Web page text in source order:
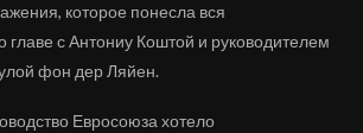
которое понесла вся
главе с Антониу Коштой и руководителем
фон дер Ляйен.
Евросоюза хотело